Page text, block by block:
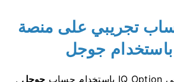
تجريبي على منصة
جوجل .